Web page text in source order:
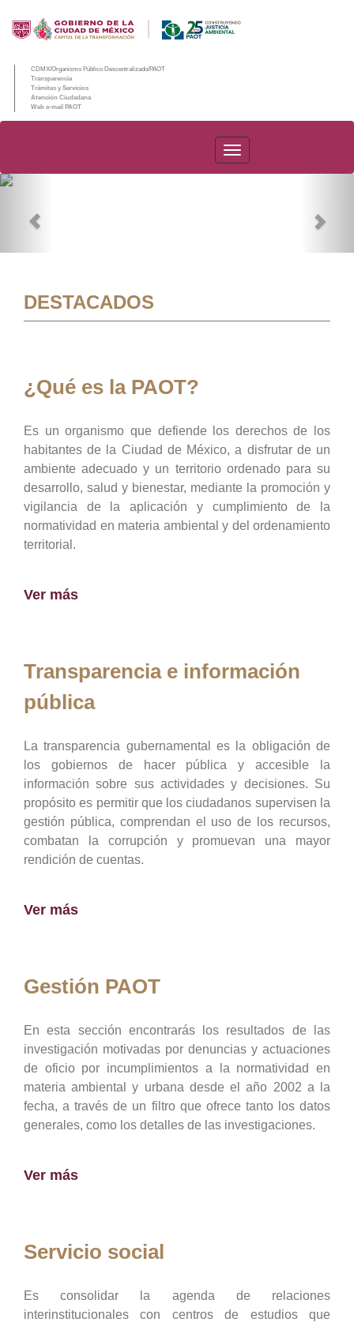
CDMX/Organismo Público Descentralizado/PAOT
Transparencia
Trámites y Servicios
Atención Ciudadana
Web e-mail PAOT
PAOT
DESTACADOS
¿Qué es la PAOT?
Es un organismo que defiende los derechos de los
habitantes de la Ciudad de México, a disfrutar de un
ambiente adecuado y un territorio ordenado para su
desarrollo, salud y bienestar, mediante la promoción y
vigilancia de la aplicación y cumplimiento de la
normatividad en materia ambiental y del ordenamiento
territorial.
Ver más
Transparencia e información
pública
La transparencia gubernamental es la obligación de
los gobiernos de hacer pública y accesible la
información sobre sus actividades y decisiones. Su
propósito es permitir que los ciudadanos supervisen la
gestión pública, comprendan el uso de los recursos,
combatan la corrupción y promuevan una mayor
rendición de cuentas.
Ver más
Gestión PAOT
En esta sección encontrarás los resultados de las
investigación motivadas por denuncias y actuaciones
de oficio por incumplimientos a la normatividad en
materia ambiental y urbana desde el año 2002 a la
fecha, a través de un filtro que ofrece tanto los datos
generales, como los detalles de las investigaciones.
Ver más
Servicio social
Es consolidar la agenda de relaciones
interinstitucionales con centros de estudios que